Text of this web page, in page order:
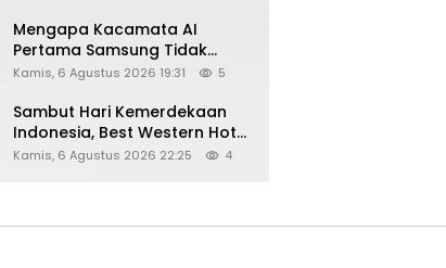
Mengapa Kacamata AI
Pertama Samsung Tidak
Dibekali Layar?
Kamis, 6 Agustus 2026 19:31 5
Sambut Hari Kemerdekaan
Indonesia, Best Western Hotel
Hadirkan The Freedom Stay
Kamis, 6 Agustus 2026 22:25 4